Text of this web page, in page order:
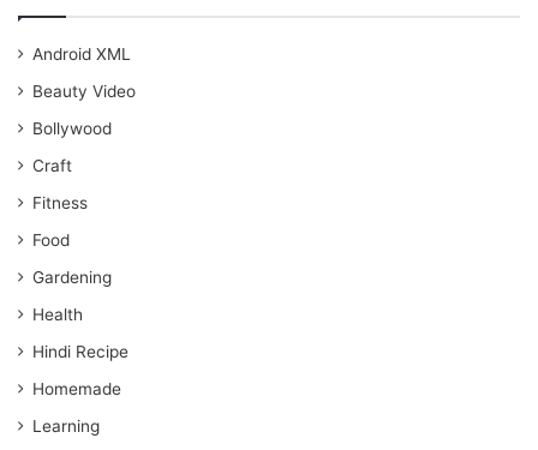
Android XML
Beauty Video
Bollywood
Craft
Fitness
Food
Gardening
Health
Hindi Recipe
Homemade
Learning